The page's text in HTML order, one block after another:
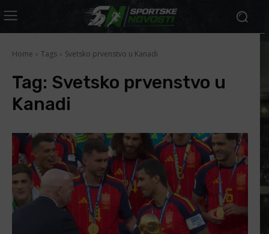
Home Tags Svetsko prvenstvo u Kanadi
Tag: Svetsko prvenstvo u
Kanadi